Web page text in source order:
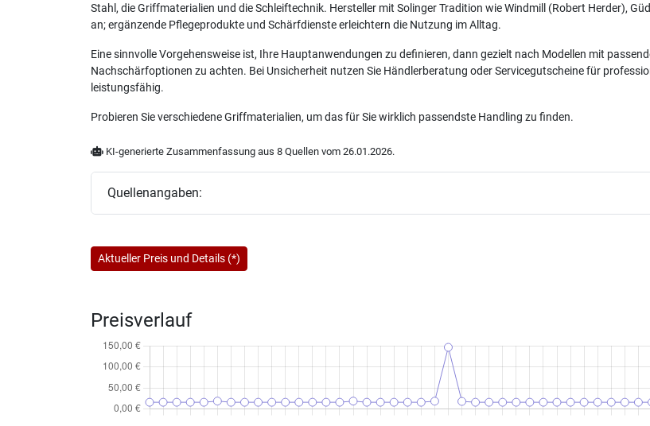
Stahl, die Griffmaterialien und die Schleiftechnik. Hersteller mit Solinger Tradition wie Windmill (Robert Herder),
an; ergänzende Pflegeprodukte und Schärfdienste erleichtern die Nutzung im Alltag.
Eine sinnvolle Vorgehensweise ist, Ihre Hauptanwendungen zu definieren, dann gezielt nach Modellen mit
Nachschärfoptionen zu achten. Bei Unsicherheit nutzen Sie Händlerberatung oder Servicegutscheine für
leistungsfähig.
Probieren Sie verschiedene Griffmaterialien, um das für Sie wirklich passendste Handling zu finden.
KI-generierte Zusammenfassung aus 8 Quellen vom 26.01.2026.
Quellenangaben:
Aktueller Preis und Details (*)
Preisverlauf